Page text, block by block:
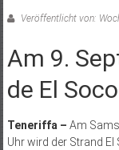
Veröffentlicht von:
Am 9.
de El
Teneriffa – Am
Uhr wird der Strand